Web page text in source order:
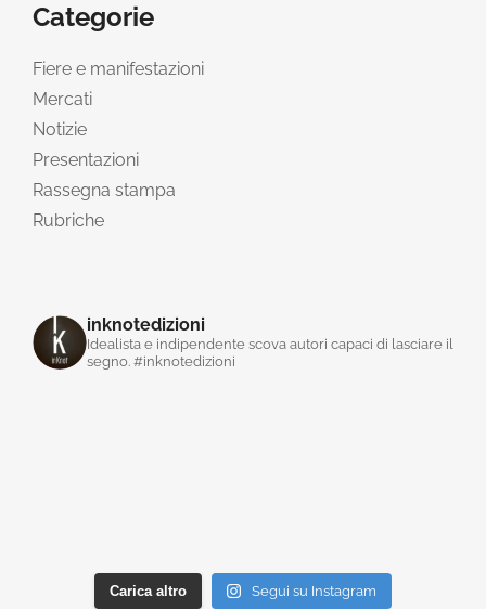
Categorie
Fiere e manifestazioni
Mercati
Notizie
Presentazioni
Rassegna stampa
Rubriche
inknotedizioni
Idealista e indipendente scova autori capaci di lasciare il
segno. #inknotedizioni
Carica altro Segui su Instagram